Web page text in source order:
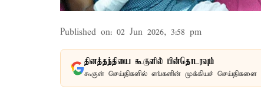
Published on: 02 Jun 2026, 3:58 pm
தினத்தந்தியை கூகுளில் பின்தொடரவும்
கூகுள் செய்திகளில் எங்களின் முக்கியச்